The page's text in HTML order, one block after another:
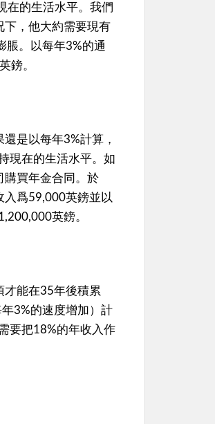
在的生活水平。我們
下，他大約需要現有
脹。以每年3%的通
鎊。
還是以每年3%計算，
現在的生活水平。如
購買年金合同。於
入爲59,000英鎊並以
英鎊。
才能在35年後積累
3%的速度增加）計
要把18%的年收入作